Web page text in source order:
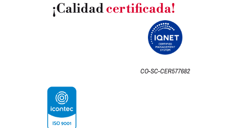
¡Calidadcertificada!
CO-SC-CER577682